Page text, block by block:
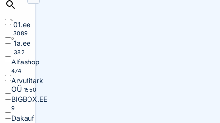
01.ee
3089
1a.ee
382
Alfashop
474
Arvutitark
OÜ 1550
BIGBOX.EE
9
Dakauf